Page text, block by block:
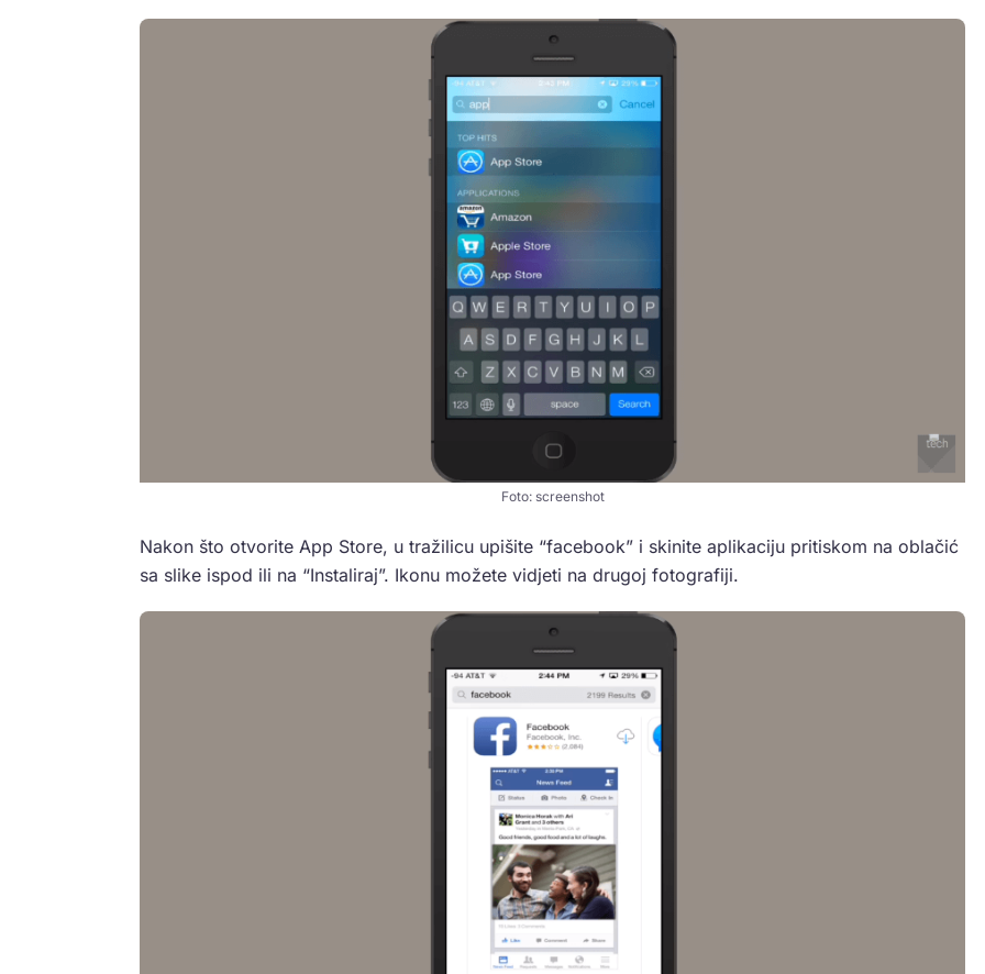
Foto: screenshot
Nakon što otvorite App Store, u tražilicu upišite “facebook” i skinite aplikaciju pritiskom na oblačić
sa slike ispod ili na “Instaliraj”. Ikonu možete vidjeti na drugoj fotografiji.